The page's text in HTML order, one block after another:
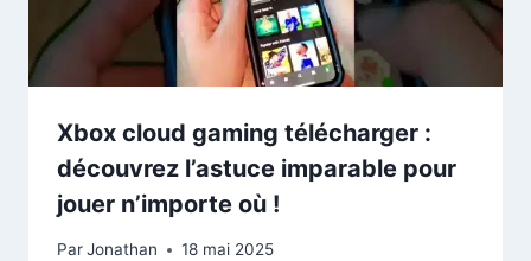
Xbox cloud gaming télécharger :
découvrez l’astuce imparable pour
jouer n’importe où !
ParJonathan 18 mai 2025